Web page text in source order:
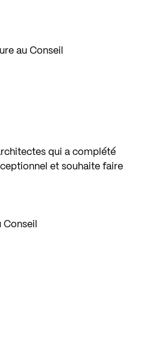
au Conseil
qui a complété
et souhaite faire